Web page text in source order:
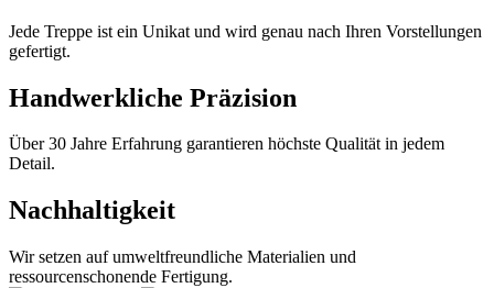
Jede Treppe ist ein Unikat und wird genau nach Ihren Vorstellungen
gefertigt.
Handwerkliche Präzision
Über 30 Jahre Erfahrung garantieren höchste Qualität in jedem
Detail.
Nachhaltigkeit
Wir setzen auf umweltfreundliche Materialien und
ressourcenschonende Fertigung.